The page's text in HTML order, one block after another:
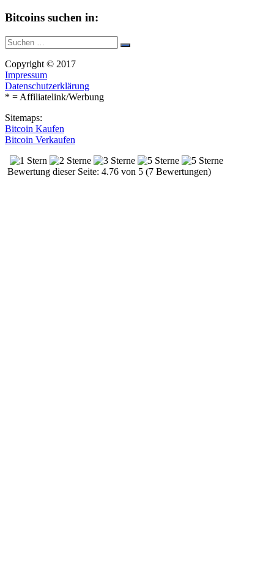
Bitcoins suchen in:
Suche
nach:
Suchen
Copyright © 2017
Impressum
Datenschutzerklärung
* = Affiliatelink/Werbung
Sitemaps:
Bitcoin Kaufen
Bitcoin Verkaufen
Bewertung dieser Seite: 4.76 von 5 (7 Bewertungen)